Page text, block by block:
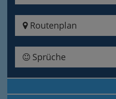
Routenplan
Sprüche